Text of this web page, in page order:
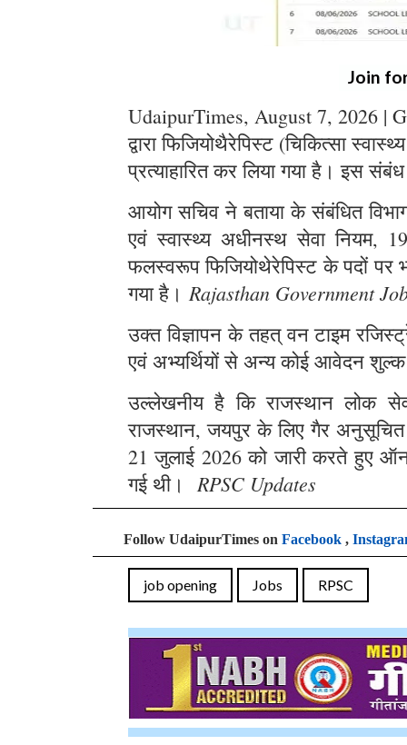
Join
UdaipurTimes, August 7, 2026 |
द्वारा फिजियोथैरेपिस्ट (चिकित्सा
प्रत्याहारित कर लिया गया है। इस
आयोग सचिव ने बताया के संबंधित
एवं स्वास्थ्य अधीनस्थ सेवा नियम,
फलस्वरूप फिजियोथेरेपिस्ट के पदों पर
गया है। Rajasthan Government
उक्त विज्ञापन के तहत् वन टाइम
एवं अभ्यर्थियों से अन्य कोई आवेदन शुल्क
उल्लेखनीय है कि राजस्थान लोक सेवा
राजस्थान, जयपुर के लिए गैर अनुसूचित
21 जुलाई 2026 को जारी करते हुए
गई थी। RPSC Updates
Follow UdaipurTimes on Facebook ,
job opening Jobs RPSC